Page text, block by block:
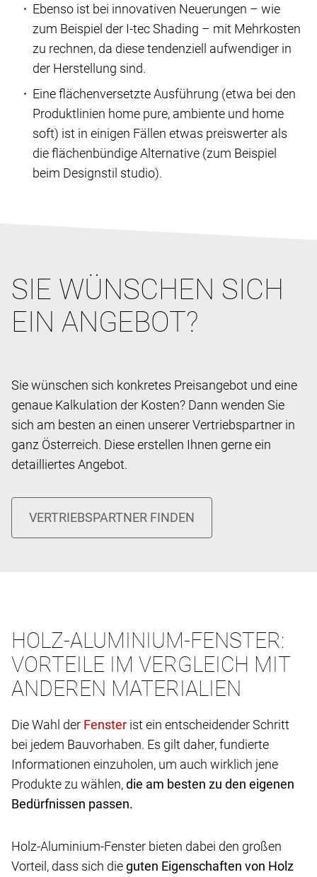
Ebenso ist bei innovativen Neuerungen – wie
zum Beispiel der I-tec Shading – mit Mehrkosten
zu rechnen, da diese tendenziell aufwendiger in
der Herstellung sind.
Eine flächenversetzte Ausführung (etwa bei den
Produktlinien home pure, ambiente und home
soft) ist in einigen Fällen etwas preiswerter als
die flächenbündige Alternative (zum Beispiel
beim Designstil studio).
SIE WÜNSCHEN SICH
EIN ANGEBOT?
Sie wünschen sich konkretes Preisangebot und eine
genaue Kalkulation der Kosten? Dann wenden Sie
sich am besten an einen unserer Vertriebspartner in
ganz Österreich. Diese erstellen Ihnen gerne ein
detailliertes Angebot.
HOLZ-ALUMINIUM-FENSTER:
VORTEILE IM VERGLEICH MIT
ANDEREN MATERIALIEN
Die Wahl der
ist ein entscheidender Schritt
bei jedem Bauvorhaben. Es gilt daher, fundierte
Informationen einzuholen, um auch wirklich jene
Produkte zu wählen,die am besten zu den eigenen
Bedürfnissen passen.
Holz-Aluminium-Fenster bieten dabei den großen
Vorteil, dass sich dieguten Eigenschaften von Holz